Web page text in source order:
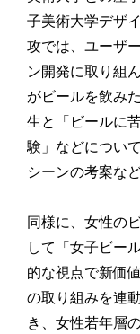
子美術大学デザ
攻では、ユーザ
ン開発に取り組
がビールを飲み
生と「ビールに
験」などについ
シーンの考案な
同様に、女性の
して「女子ビー
的な視点で新価
の取り組みを連
き、女性若年層